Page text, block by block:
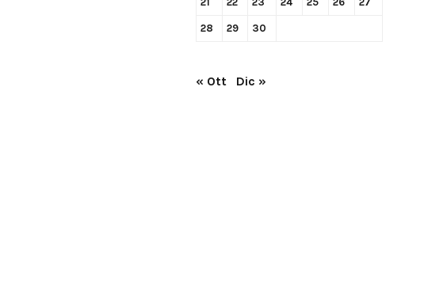
28 29 30
« Ott Dic »